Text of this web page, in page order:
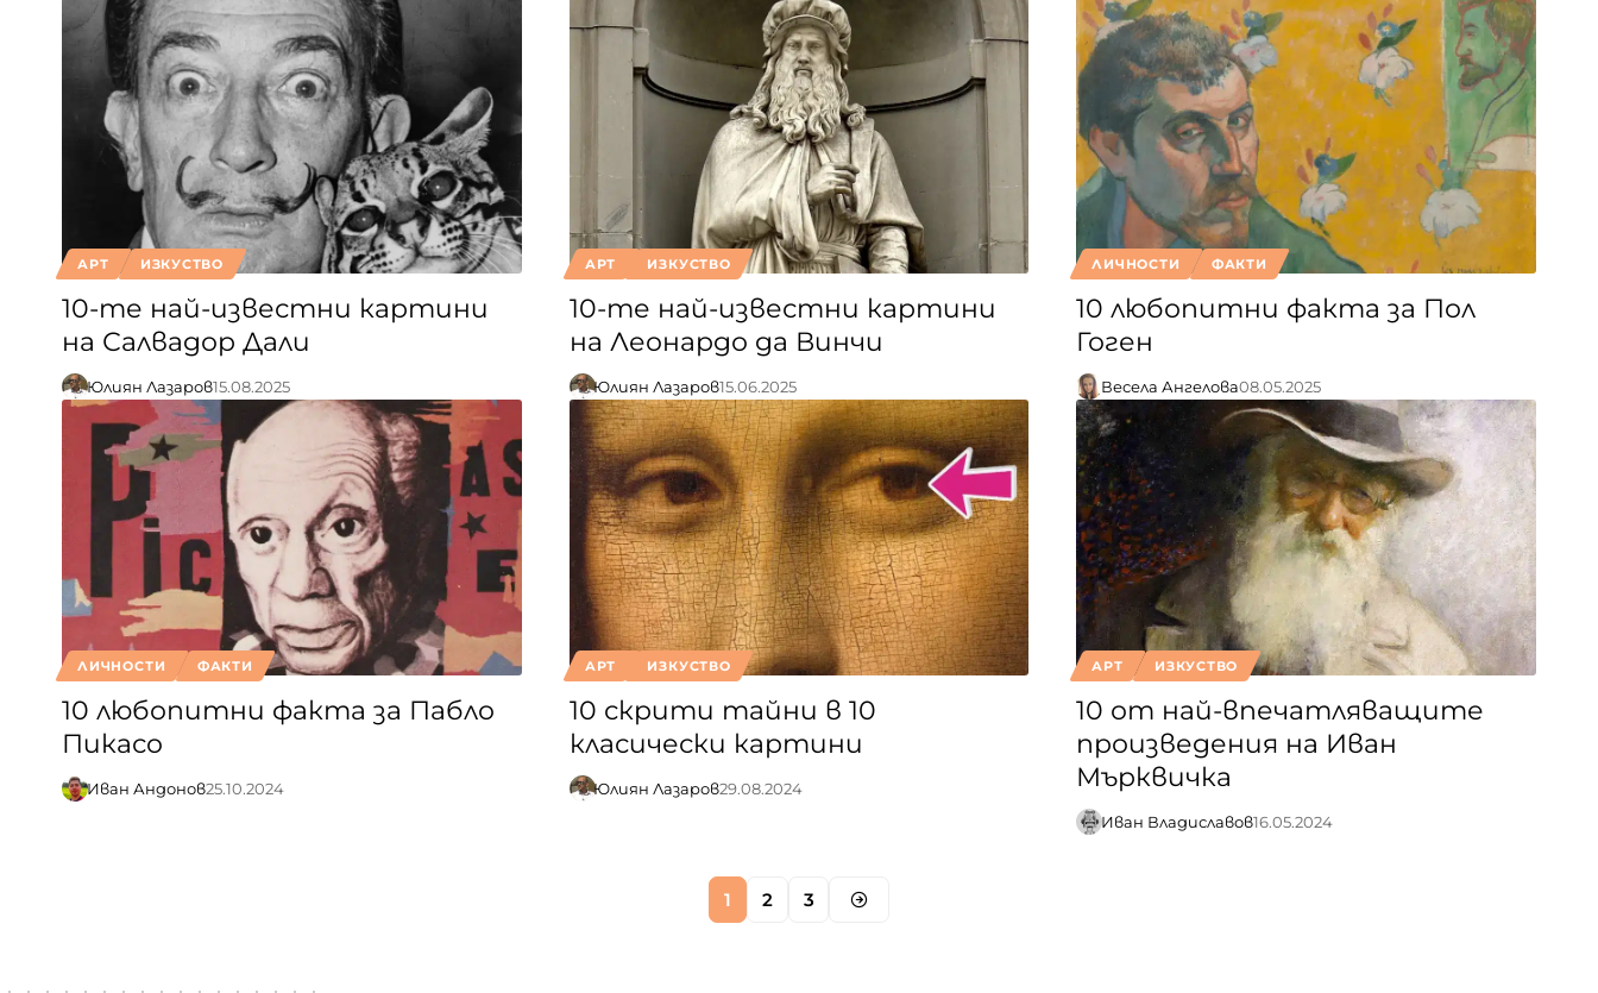
АРТ ИЗКУСТВО
10-те най-известни картини
на Салвадор Дали
Юлиян Лазаров15.08.2025
АРТ ИЗКУСТВО
10-те най-известни картини
на Леонардо да Винчи
Юлиян Лазаров15.06.2025
ЛИЧНОСТИ ФАКТИ
10 любопитни факта за Пол
Гоген
Весела Ангелова08.05.2025
ЛИЧНОСТИ ФАКТИ
10 любопитни факта за Пабло
Пикасо
Иван Андонов25.10.2024
АРТ ИЗКУСТВО
10 скрити тайни в 10
класически картини
Юлиян Лазаров29.08.2024
АРТ ИЗКУСТВО
10 от най-впечатляващите
произведения на Иван
Мърквичка
Иван Владиславов16.05.2024
1 2 3